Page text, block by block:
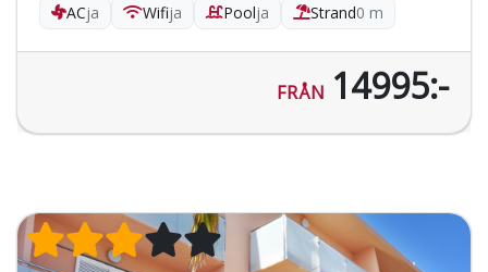
ACja Wifija Poolja Strand0 m
FRÅN 14995:-